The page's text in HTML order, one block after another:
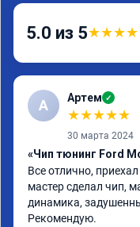
5.0 из 5★★★★
А Артем ✓
★★★★★
30 марта 2024
«Чип тюнинг Ford
Все отлично,
мастер сделал чип,
динамика,
Рекомендую.